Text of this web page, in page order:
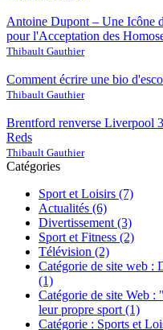
Antoine Dupont – Une Icône
pour l'Acceptation des
Thibault Gauthier
Comment écrire une bio
Thibault Gauthier
Brentford renverse Liverpool
Reds
Thibault Gauthier
Catégories
Sport et Loisirs (7)
Actualités (6)
Divertissement (3)
Sport et Fitness (2)
Télévision (2)
Catégorie de site web :
(1)
Catégorie de site Web :
leur propre sport (1)
Catégorie : Sports et